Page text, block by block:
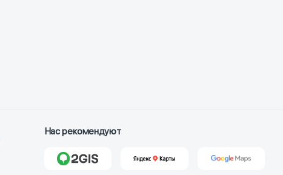
Нас рекомендуют